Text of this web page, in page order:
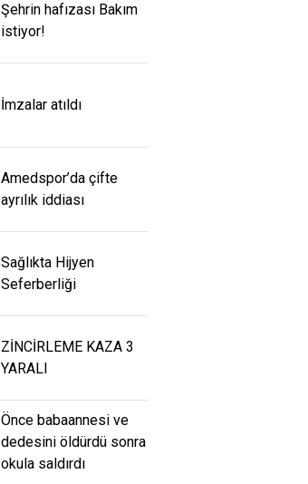
Şehrin hafızası Bakım
istiyor!
İmzalar atıldı
Amedspor’da çifte
ayrılık iddiası
Sağlıkta Hijyen
Seferberliği
ZİNCİRLEME KAZA 3
YARALI
Önce babaannesi ve
dedesini öldürdü sonra
okula saldırdı